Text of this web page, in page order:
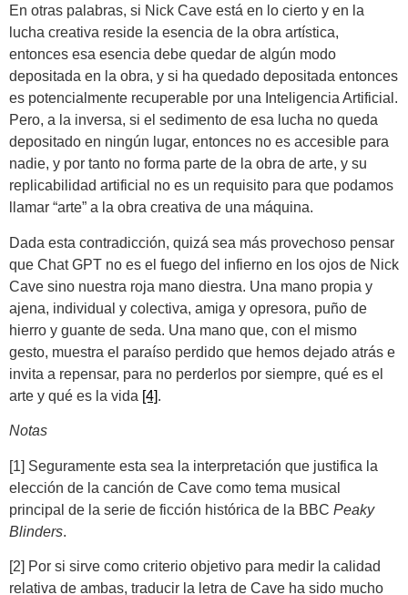
En otras palabras, si Nick Cave está en lo cierto y en la
lucha creativa reside la esencia de la obra artística,
entonces esa esencia debe quedar de algún modo
depositada en la obra, y si ha quedado depositada entonces
es potencialmente recuperable por una Inteligencia Artificial.
Pero, a la inversa, si el sedimento de esa lucha no queda
depositado en ningún lugar, entonces no es accesible para
nadie, y por tanto no forma parte de la obra de arte, y su
replicabilidad artificial no es un requisito para que podamos
llamar “arte” a la obra creativa de una máquina.
Dada esta contradicción, quizá sea más provechoso pensar
que Chat GPT no es el fuego del infierno en los ojos de Nick
Cave sino nuestra roja mano diestra. Una mano propia y
ajena, individual y colectiva, amiga y opresora, puño de
hierro y guante de seda. Una mano que, con el mismo
gesto, muestra el paraíso perdido que hemos dejado atrás e
invita a repensar, para no perderlos por siempre, qué es el
arte y qué es la vida [4].
Notas
[1] Seguramente esta sea la interpretación que justifica la
elección de la canción de Cave como tema musical
principal de la serie de ficción histórica de la BBC Peaky
Blinders.
[2] Por si sirve como criterio objetivo para medir la calidad
relativa de ambas, traducir la letra de Cave ha sido mucho